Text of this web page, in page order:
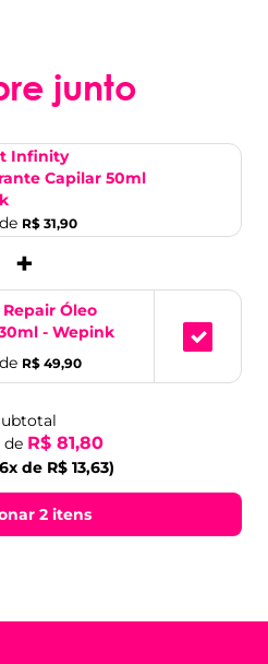
junto
Infinity
Capilar 50ml
R$ 31,90
+
Óleo
- Wepink
R$ 49,90
de R$ 81,80
de R$ 13,63)
2 itens